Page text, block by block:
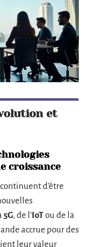
et
croissance
d’être
5G, de l’IoTou de la
accrue pour des
leur valeur